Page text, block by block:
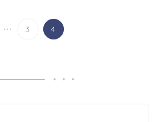
... 3 4